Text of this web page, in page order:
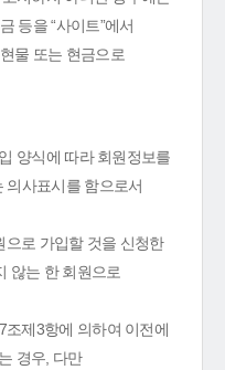
등을 “사이트”에서
물 또는 현금으로
양식에 따라 회원정보를
의사표시를 함으로서
으로 가입할 것을 신청한
않는 한 회원으로
조제3항에 의하여 이전에
경우, 다만